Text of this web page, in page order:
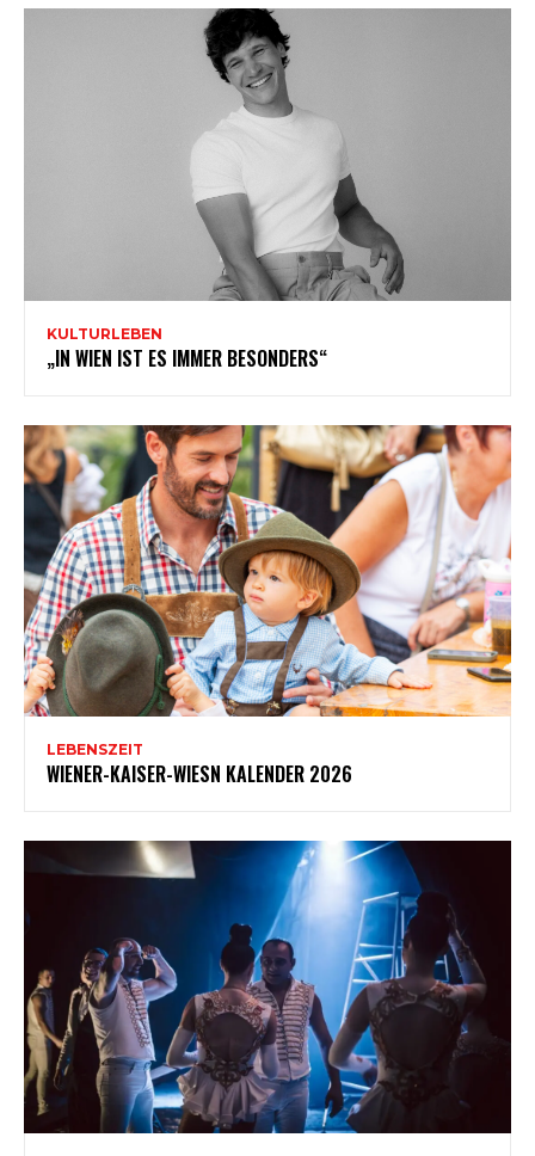
KULTURLEBEN
„IN WIEN IST ES IMMER BESONDERS“
LEBENSZEIT
WIENER-KAISER-WIESN KALENDER 2026